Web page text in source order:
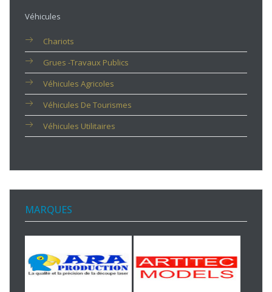
Véhicules
Chariots
Grues -travaux Publics
Véhicules Agricoles
Véhicules De Tourismes
Véhicules Utilitaires
MARQUES